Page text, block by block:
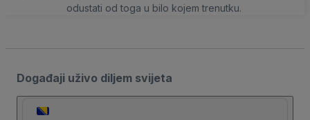
odustati od toga u bilo kojem trenutku.
Događaji uživo diljem svijeta